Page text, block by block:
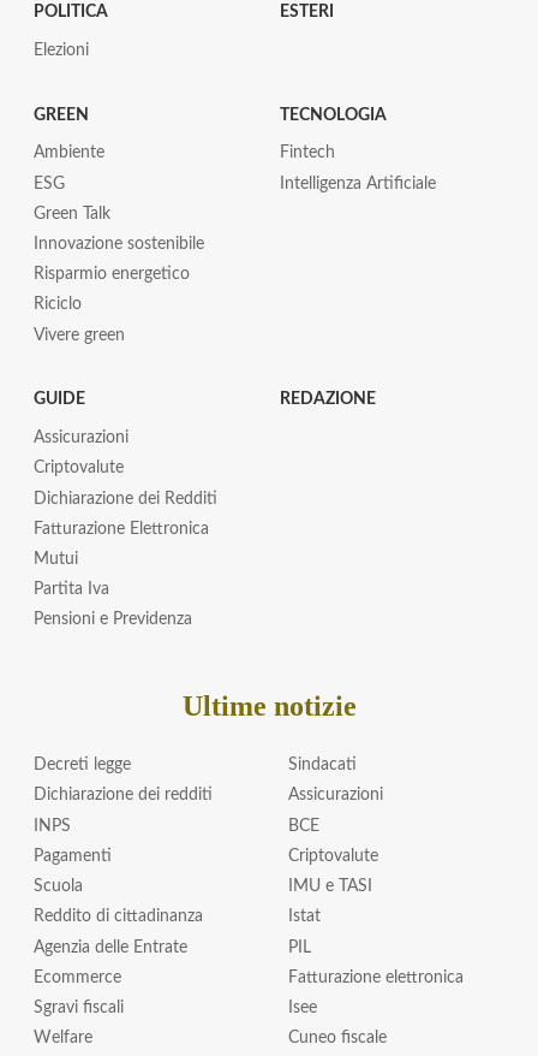
POLITICA
Elezioni
ESTERI
GREEN
Ambiente
ESG
Green Talk
Innovazione sostenibile
Risparmio energetico
Riciclo
Vivere green
TECNOLOGIA
Fintech
Intelligenza Artificiale
GUIDE
Assicurazioni
Criptovalute
Dichiarazione dei Redditi
Fatturazione Elettronica
Mutui
Partita Iva
Pensioni e Previdenza
REDAZIONE
Ultime notizie
Decreti legge
Dichiarazione dei redditi
INPS
Pagamenti
Scuola
Reddito di cittadinanza
Agenzia delle Entrate
Ecommerce
Sgravi fiscali
Welfare
Sindacati
Assicurazioni
BCE
Criptovalute
IMU e TASI
Istat
PIL
Fatturazione elettronica
Isee
Cuneo fiscale